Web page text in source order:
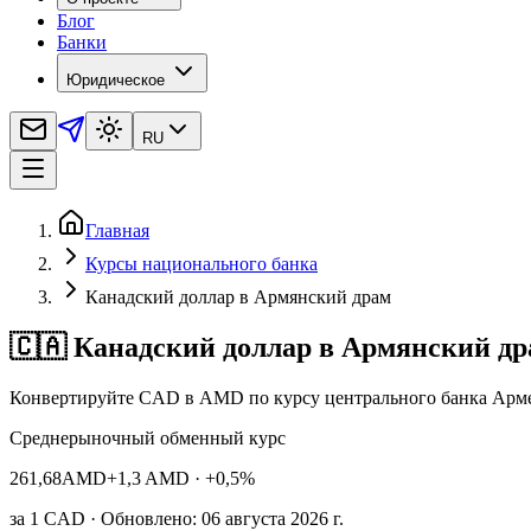
Блог
Банки
Юридическое
RU
Главная
Курсы национального банка
Канадский доллар в Армянский драм
🇨🇦 Канадский доллар в Армянский
Конвертируйте CAD в AMD по курсу центрального банка
Среднерыночный обменный курс
261,68AMD+1,3 AMD · +0,5%
за 1 CAD · Обновлено: 06 августа 2026 г.